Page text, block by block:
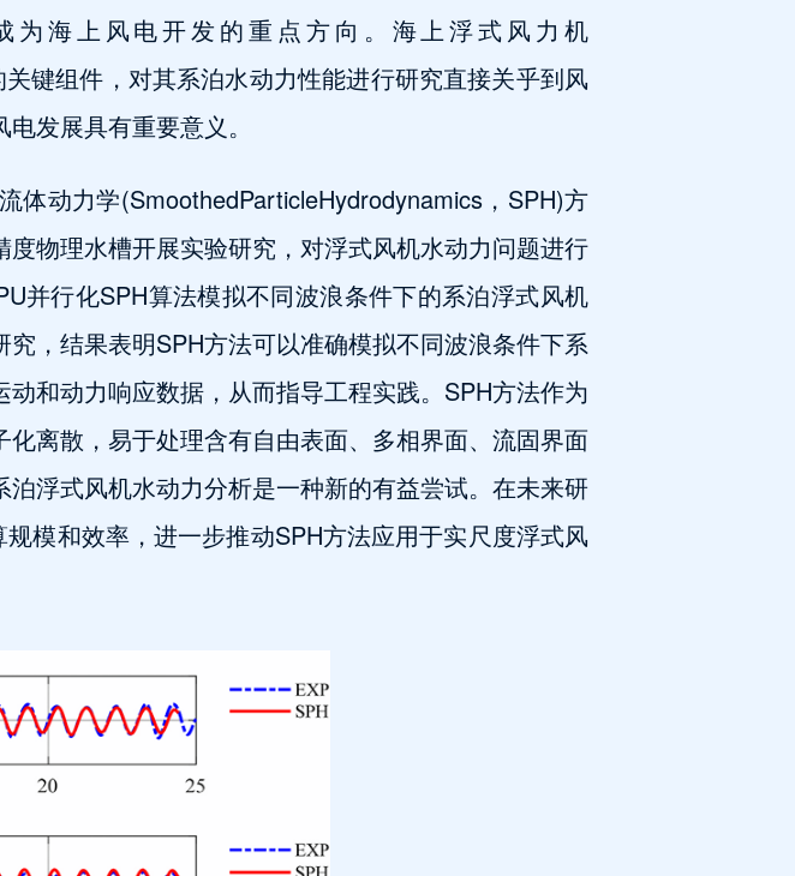
海上风电开发的重点方向。海上浮式风力机
键组件，对其系泊水动力性能进行研究直接关乎到风
发展具有重要意义。
动力学(SmoothedParticleHydrodynamics，SPH)方
物理水槽开展实验研究，对浮式风机水动力问题进行
并行化SPH算法模拟不同波浪条件下的系泊浮式风机
，结果表明SPH方法可以准确模拟不同波浪条件下系
和动力响应数据，从而指导工程实践。SPH方法作为
离散，易于处理含有自由表面、多相界面、流固界面
浮式风机水动力分析是一种新的有益尝试。在未来研
模和效率，进一步推动SPH方法应用于实尺度浮式风